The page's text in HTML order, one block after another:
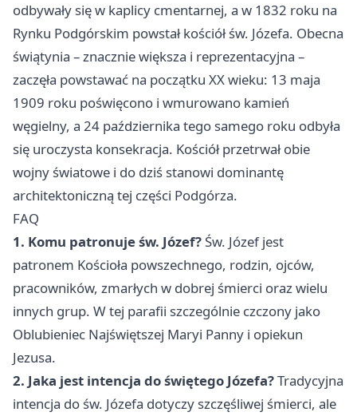
odbywały się w kaplicy cmentarnej, a w 1832 roku na
Rynku Podgórskim powstał kościół św. Józefa. Obecna
świątynia – znacznie większa i reprezentacyjna –
zaczęła powstawać na początku XX wieku: 13 maja
1909 roku poświęcono i wmurowano kamień
węgielny, a 24 października tego samego roku odbyła
się uroczysta konsekracja. Kościół przetrwał obie
wojny światowe i do dziś stanowi dominantę
architektoniczną tej części Podgórza.
FAQ
1. Komu patronuje św. Józef?Św. Józef jest
patronem Kościoła powszechnego, rodzin, ojców,
pracowników, zmarłych w dobrej śmierci oraz wielu
innych grup. W tej parafii szczególnie czczony jako
Oblubieniec Najświętszej Maryi Panny i opiekun
Jezusa.
2. Jaka jest intencja do świętego Józefa?Tradycyjna
intencja do św. Józefa dotyczy szczęśliwej śmierci, ale